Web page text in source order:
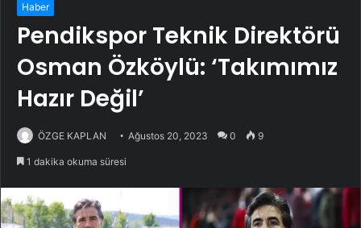
Haber
Pendikspor Teknik Direktörü
Osman Özköylü: ‘Takımımız
Hazır Değil’
ÖZGE KAPLAN Ağustos 20, 2023 0 9
1 dakika okuma süresi